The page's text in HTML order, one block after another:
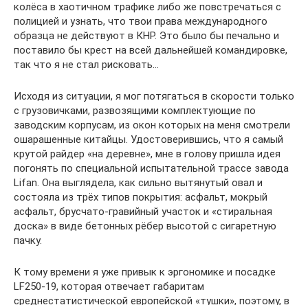
колёса в хаотичном трафике либо же повстречаться с
полицией и узнать, что твои права международного
образца не действуют в КНР. Это было бы печально и
поставило бы крест на всей дальнейшей командировке,
так что я не стал рисковать…
Исходя из ситуации, я мог потягаться в скорости только
с грузовичками, развозящими комплектующие по
заводским корпусам, из окон которых на меня смотрели
ошарашенные китайцы. Удостоверившись, что я самый
крутой райдер «на деревне», мне в голову пришла идея
погонять по специальной испытательной трассе завода
Lifan. Она выглядела, как сильно вытянутый овал и
состояла из трёх типов покрытия: асфальт, мокрый
асфальт, брусчато-гравийный участок и «стиральная
доска» в виде бетонных рёбер высотой с сигаретную
пачку.
К тому времени я уже привык к эргономике и посадке
LF250-19, которая отвечает габаритам
среднестатистической европейской «тушки», поэтому, в